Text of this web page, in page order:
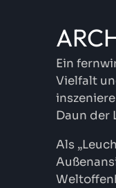
Ein
Vielfalt
Daun der
Als